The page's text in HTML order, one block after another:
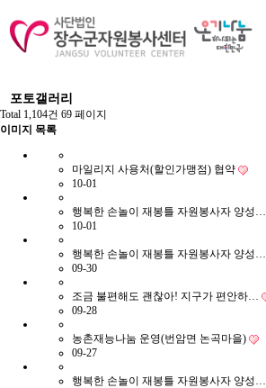
포토갤러리
Total 1,104건 69 페이지
이미지 목록
마일리지 사용처(할인가맹점) 협약
10-01
행복한 손놀이 재봉틀 자원봉사자 양성…
10-01
행복한 손놀이 재봉틀 자원봉사자 양성…
09-30
조금 불편해도 괜찮아! 지구가 편안하…
09-28
농촌재능나눔 운영(번암면 논곡마을)
09-27
행복한 손놀이 재봉틀 자원봉사자 양성…